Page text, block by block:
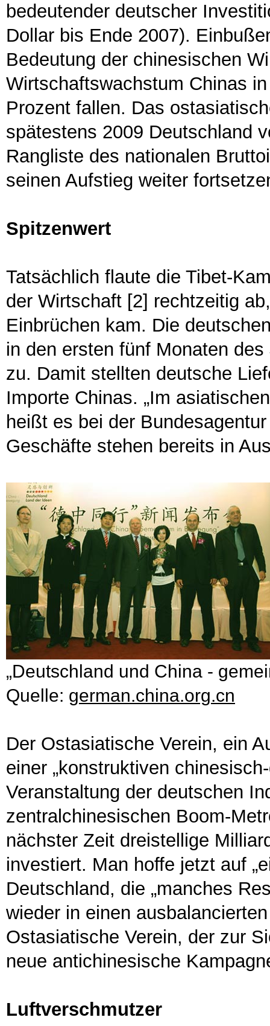
bedeutender deutscher
Dollar bis Ende 2007).
Bedeutung der chinesischen
Wirtschaftswachstum Chinas
Prozent fallen. Das
spätestens 2009 Deutschland
Rangliste des nationalen
seinen Aufstieg weiter
Spitzenwert
Tatsächlich flaute die Tibet-
der Wirtschaft [2] rechtzeitig
Einbrüchen kam. Die
in den ersten fünf Monaten
zu. Damit stellten deutsche
Importe Chinas. „Im
heißt es bei der
Geschäfte stehen bereits in
„Deutschland und China -
Quelle: german.china.org.cn
Der Ostasiatische Verein, ein
einer „konstruktiven
Veranstaltung der deutschen
zentralchinesischen Boom-
nächster Zeit dreistellige
investiert. Man hoffe jetzt auf
Deutschland, die „manches
wieder in einen
Ostasiatische Verein, der zur
neue antichinesische
Luftverschmutzer